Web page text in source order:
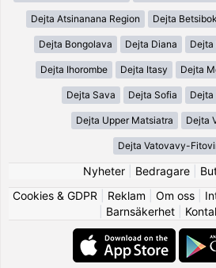
Dejta Atsinanana Region Dejta
Dejta Bongolava Dejta Diana Dejta
Dejta Ihorombe Dejta Itasy Dejta
Dejta Sava Dejta Sofia Dejta
Dejta Upper Matsiatra Dejta
Dejta Vatovavy-
Nyheter| Bedragare|
Cookies & GDPR
Reklam Om oss|
Barnsäkerhet|